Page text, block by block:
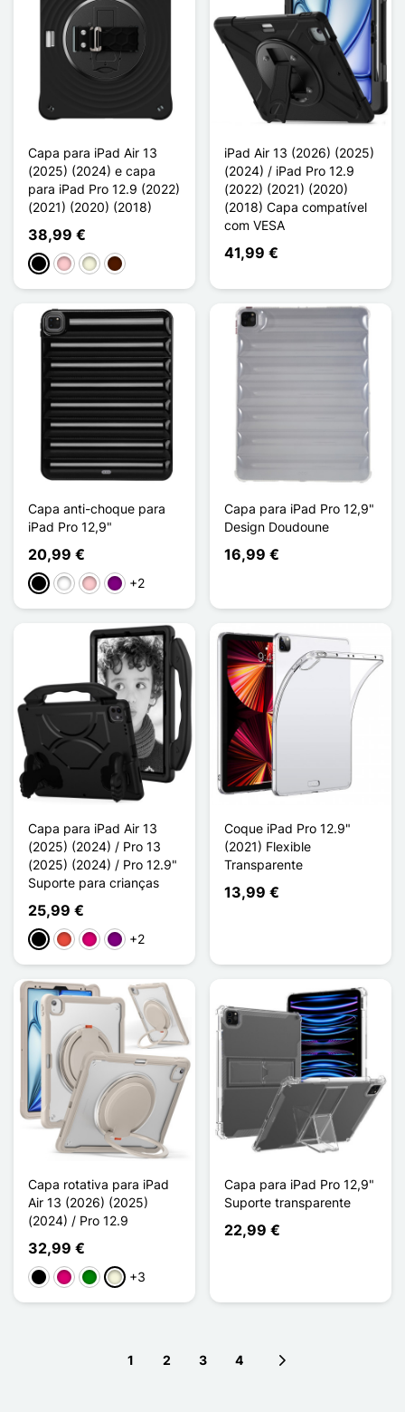
Capa para iPad Air 13
(2025) (2024) e capa
para iPad Pro 12.9 (2022)
(2021) (2020) (2018)
38,99 €
PretoRosaBegeCastanho escuro
iPad Air 13 (2026) (2025)
(2024) / iPad Pro 12.9
(2022) (2021) (2020)
(2018) Capa compatível
com VESA
41,99 €
Capa anti-choque para
iPad Pro 12,9"
20,99 €
PretoBrancoRosaPúrpura
+2
Capa para iPad Pro 12,9"
Design Doudoune
16,99 €
Capa para iPad Air 13
(2025) (2024) / Pro 13
(2025) (2024) / Pro 12.9"
Suporte para crianças
25,99 €
PretoVermelho
Magenta
Púrpura
+2
Coque iPad Pro 12.9"
(2021) Flexible
Transparente
13,99 €
Capa rotativa para iPad
Air 13 (2026) (2025)
(2024) / Pro 12.9
32,99 €
PretoMagenta
VerdeBege+3
Capa para iPad Pro 12,9"
Suporte transparente
22,99 €
1 2 3 4